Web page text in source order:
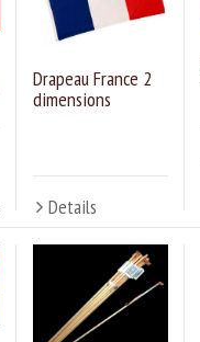
Drapeau France 2
dimensions
Details